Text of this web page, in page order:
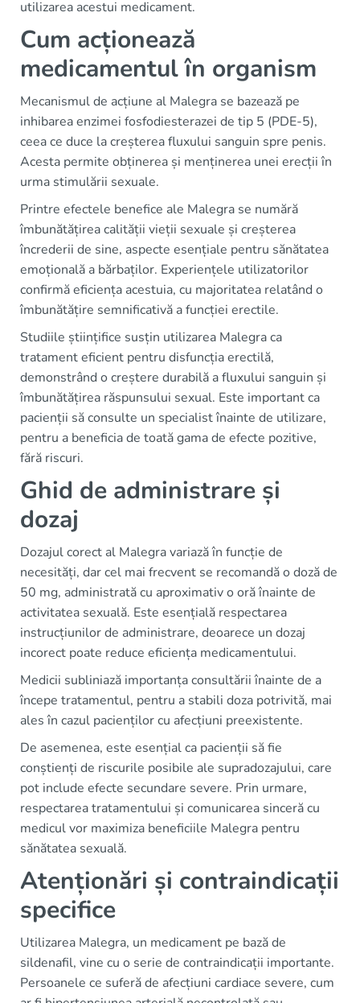
utilizarea acestui medicament.
Cum acționează
medicamentul în organism
Mecanismul de acțiune al Malegra se bazează pe
inhibarea enzimei fosfodiesterazei de tip 5 (PDE-5),
ceea ce duce la creșterea fluxului sanguin spre penis.
Acesta permite obținerea și menținerea unei erecții în
urma stimulării sexuale.
Printre efectele benefice ale Malegra se numără
îmbunătățirea calității vieții sexuale și creșterea
încrederii de sine, aspecte esențiale pentru sănătatea
emoțională a bărbaților. Experiențele utilizatorilor
confirmă eficiența acestuia, cu majoritatea relatând o
îmbunătățire semnificativă a funcției erectile.
Studiile științifice susțin utilizarea Malegra ca
tratament eficient pentru disfuncția erectilă,
demonstrând o creștere durabilă a fluxului sanguin și
îmbunătățirea răspunsului sexual. Este important ca
pacienții să consulte un specialist înainte de utilizare,
pentru a beneficia de toată gama de efecte pozitive,
fără riscuri.
Ghid de administrare și
dozaj
Dozajul corect al Malegra variază în funcție de
necesități, dar cel mai frecvent se recomandă o doză de
50 mg, administrată cu aproximativ o oră înainte de
activitatea sexuală. Este esențială respectarea
instrucțiunilor de administrare, deoarece un dozaj
incorect poate reduce eficiența medicamentului.
Medicii subliniază importanța consultării înainte de a
începe tratamentul, pentru a stabili doza potrivită, mai
ales în cazul pacienților cu afecțiuni preexistente.
De asemenea, este esențial ca pacienții să fie
conștienți de riscurile posibile ale supradozajului, care
pot include efecte secundare severe. Prin urmare,
respectarea tratamentului și comunicarea sinceră cu
medicul vor maximiza beneficiile Malegra pentru
sănătatea sexuală.
Atenționări și contraindicații
specifice
Utilizarea Malegra, un medicament pe bază de
sildenafil, vine cu o serie de contraindicații importante.
Persoanele ce suferă de afecțiuni cardiace severe, cum